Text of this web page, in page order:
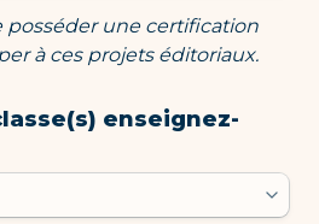
posséder une certification
à ces projets éditoriaux.
enseignez-